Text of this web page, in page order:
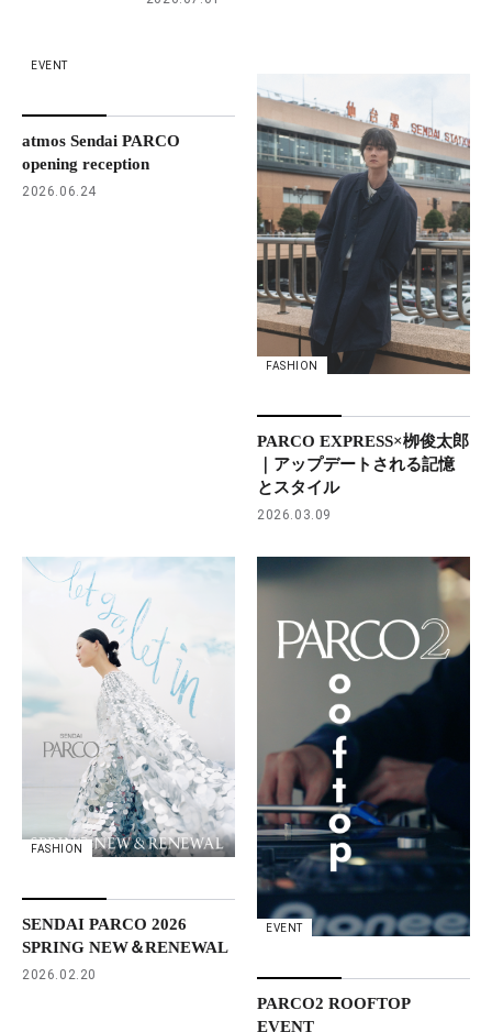
EVENT
atmos Sendai PARCO
opening reception
2026.06.24
FASHION
PARCO EXPRESS×栁俊太郎
｜アップデートされる記憶
とスタイル
2026.03.09
FASHION
SENDAI PARCO 2026
SPRING NEW＆RENEWAL
2026.02.20
EVENT
PARCO2 ROOFTOP
EVENT